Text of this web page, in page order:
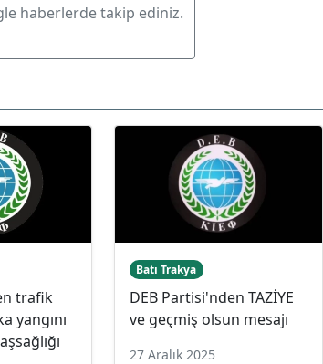
haberlerde takip ediniz.
trafik
yangını
Batı Trakya
DEB Partisi'nden TAZİYE
ve geçmiş olsun mesajı
27 Aralık 2025